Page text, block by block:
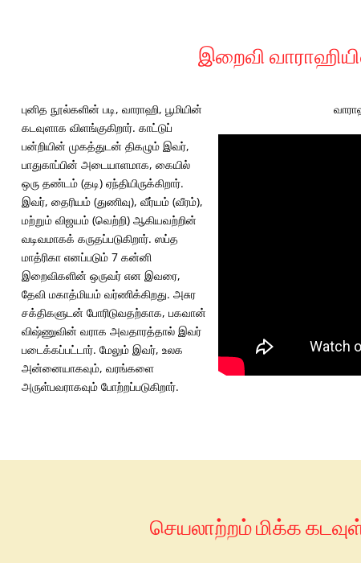
இறைவி
புனித நூல்களின் படி, வாராஹி, பூமியின்
கடவுளாக விளங்குகிறார். காட்டுப்
பன்றியின் முகத்துடன் திகழும் இவர்,
பாதுகாப்பின் அடையாளமாக, கையில்
ஒரு தண்டம் (தடி) ஏந்தியிருக்கிறார்.
இவர், தைரியம் (துணிவு), வீர்யம் (வீரம்),
மற்றும் விஜயம் (வெற்றி) ஆகியவற்றின்
வடிவமாகக் கருதப்படுகிறார். ஸப்த
மாத்ரிகா எனப்படும் 7 கன்னி
இறைவிகளின் ஒருவர் என இவரை,
தேவி மகாத்மியம் வர்ணிக்கிறது. அசுர
சக்திகளுடன் போரிடுவதற்காக, பகவான்
விஷ்ணுவின் வராக அவதாரத்தால் இவர்
படைக்கப்பட்டார். மேலும் இவர், உலக
அன்னையாகவும், வரங்களை
அருள்பவராகவும் போற்றப்படுகிறார்.
செயலாற்றம் மிக்க